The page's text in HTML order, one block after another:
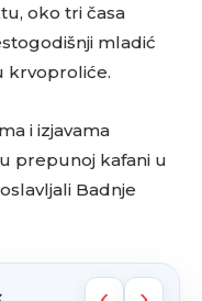
oko tri časa
mladić
krvoproliće.
i izjavama
prepunoj kafani u
Badnje